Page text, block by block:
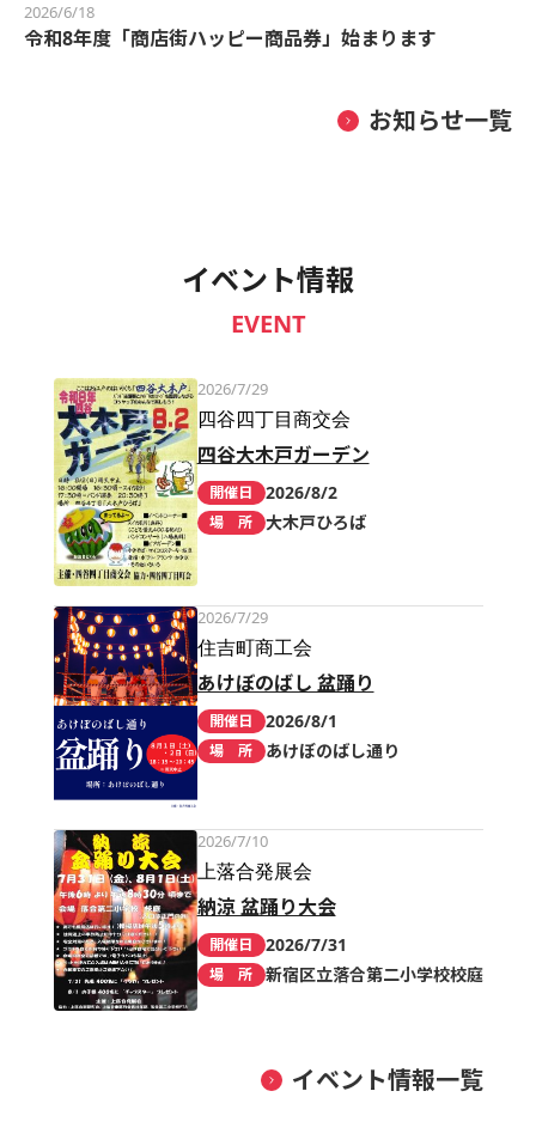
2026/6/18
令和8年度「商店街ハッピー商品券」始まります
お知らせ一覧
イベント情報
EVENT
2026/7/29
四谷四丁目商交会
四谷大木戸ガーデン
開催日 2026/8/2
場 所 大木戸ひろば
2026/7/29
住吉町商工会
あけぼのばし 盆踊り
開催日 2026/8/1
場 所 あけぼのばし通り
2026/7/10
上落合発展会
納涼 盆踊り大会
開催日 2026/7/31
場 所 新宿区立落合第二小学校校庭
イベント情報一覧